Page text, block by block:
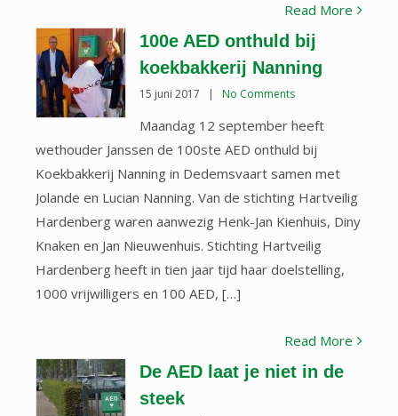
Read More
100e AED onthuld bij
koekbakkerij Nanning
15 juni 2017 | No Comments
Maandag 12 september heeft
wethouder Janssen de 100ste AED onthuld bij
Koekbakkerij Nanning in Dedemsvaart samen met
Jolande en Lucian Nanning. Van de stichting Hartveilig
Hardenberg waren aanwezig Henk-Jan Kienhuis, Diny
Knaken en Jan Nieuwenhuis. Stichting Hartveilig
Hardenberg heeft in tien jaar tijd haar doelstelling,
1000 vrijwilligers en 100 AED, […]
Read More
De AED laat je niet in de
steek